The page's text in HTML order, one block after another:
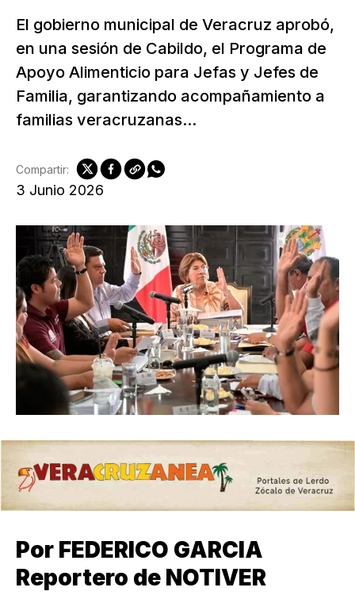
El gobierno municipal de Veracruz aprobó,
en una sesión de Cabildo, el Programa de
Apoyo Alimenticio para Jefas y Jefes de
Familia, garantizando acompañamiento a
familias veracruzanas...
3 Junio 2026
Compartir:
Por FEDERICO GARCIA
Reportero de NOTIVER